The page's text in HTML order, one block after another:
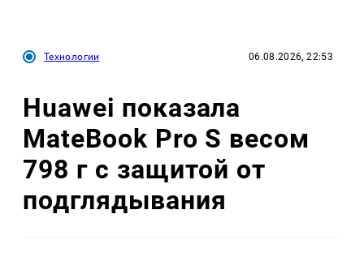
Технологии 06.08.2026, 22:53
Huawei показала
MateBook Pro S весом
798 г с защитой от
подглядывания